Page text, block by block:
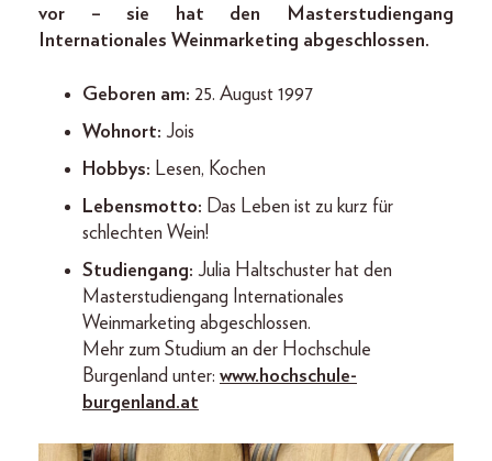
vor – sie hat den Masterstudiengang
Internationales Weinmarketing abgeschlossen.
Geboren am: 25. August 1997
Wohnort: Jois
Hobbys: Lesen, Kochen
Lebensmotto: Das Leben ist zu kurz für
schlechten Wein!
Studiengang: Julia Haltschuster hat den
Masterstudiengang Internationales
Weinmarketing abgeschlossen.
Mehr zum Studium an der Hochschule
Burgenland unter: www.hochschule-
burgenland.at